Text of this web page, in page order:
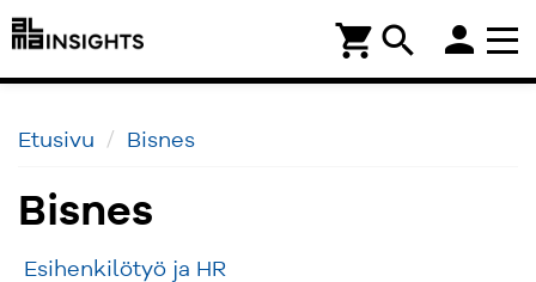
search
shopping_cart person
Etusivu Bisnes
Bisnes
Esihenkilötyö ja HR